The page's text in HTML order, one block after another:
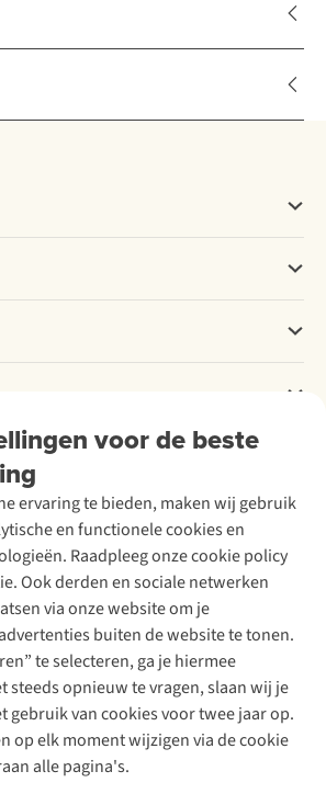
voor de beste
ervaring te bieden, maken wij gebruik
en functionele cookies en
Raadpleeg onze cookie policy
Ook derden en sociale netwerken
via onze website om je
buiten de website te tonen.
te selecteren, ga je hiermee
steeds opnieuw te vragen, slaan wij je
gebruik van cookies voor twee jaar op.
op elk moment wijzigen via de cookie
alle pagina's.
nieuwsbrief
Follow us
Policy
Algemene voorwaarden
Cookie Policy